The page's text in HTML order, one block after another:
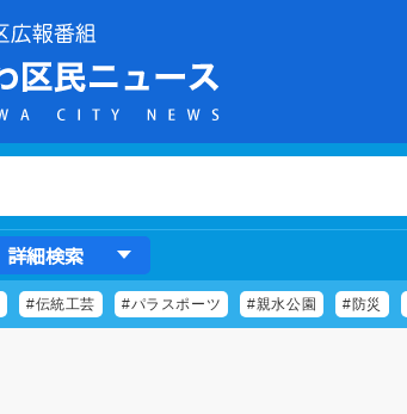
詳細検索
#伝統工芸 #パラスポーツ #親水公園 #防災